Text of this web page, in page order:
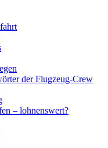
der Flugzeug-Crew
– lohnenswert?